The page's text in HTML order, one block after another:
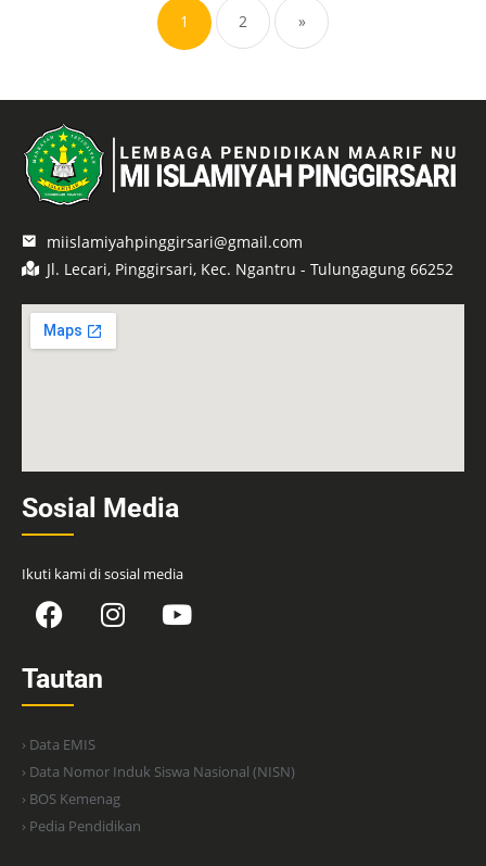
1 2 »
miislamiyahpinggirsari@gmail.com
Jl. Lecari, Pinggirsari, Kec. Ngantru - Tulungagung 66252
Sosial Media
Ikuti kami di sosial media
Tautan
› Data EMIS
› Data Nomor Induk Siswa Nasional (NISN)
› BOS Kemenag
› Pedia Pendidikan